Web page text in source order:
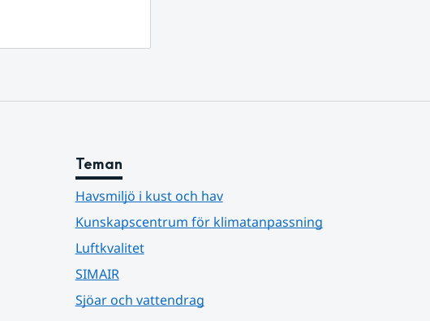
Teman
Havsmiljö i kust och hav
Kunskapscentrum för klimatanpassning
Luftkvalitet
SIMAIR
Sjöar och vattendrag